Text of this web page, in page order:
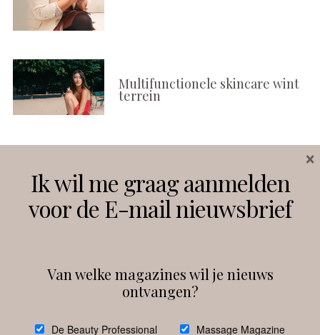
Multifunctionele skincare wint
terrein
Instagram Facebook
debeautyprofessional
Ik wil me graag aanmelden
voor de E-mail nieuwsbrief
Van welke magazines wil je nieuws
ontvangen?
De Beauty Professional Massage Magazine
×